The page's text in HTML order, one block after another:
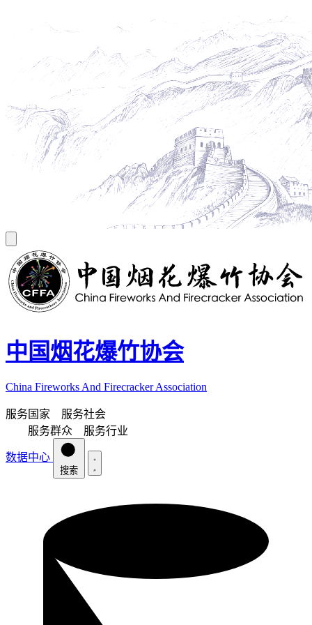
中国烟花爆竹协会
China Fireworks And Firecracker Association
服务国家 服务社会
服务群众 服务行业
数据中心
搜索